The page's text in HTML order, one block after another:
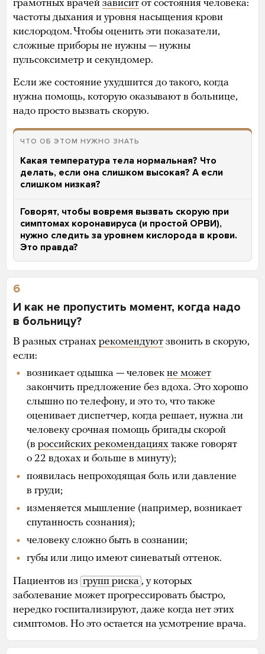
грамотных врачей зависит от состояния человека:
частоты дыхания и уровня насыщения крови
кислородом. Чтобы оценить эти показатели,
сложные приборы не нужны — нужны
пульсоксиметр и секундомер.
Если же состояние ухудшится до такого, когда
нужна помощь, которую оказывают в больнице,
надо просто вызвать скорую.
ЧТО ОБ ЭТОМ НУЖНО ЗНАТЬ
Какая температура тела нормальная? Что
делать, если она слишком высокая? А если
слишком низкая?
Говорят, чтобы вовремя вызвать скорую при
симптомах коронавируса (и простой ОРВИ),
нужно следить за уровнем кислорода в крови.
Это правда?
6
И как не пропустить момент, когда надо
в больницу?
В разных странах рекомендуют звонить в скорую,
если:
возникает одышка — человек не может
закончить предложение без вдоха. Это хорошо
слышно по телефону, и это то, что также
оценивает диспетчер, когда решает, нужна ли
человеку срочная помощь бригады скорой
(в российских рекомендациях также говорят
о 22 вдохах и больше в минуту);
появилась непроходящая боль или давление
в груди;
изменяется мышление (например, возникает
спутанность сознания);
человеку сложно быть в сознании;
губы или лицо имеют синеватый оттенок.
Пациентов из групп риска , у которых
заболевание может прогрессировать быстро,
нередко госпитализируют, даже когда нет этих
симптомов. Но это остается на усмотрение врача.